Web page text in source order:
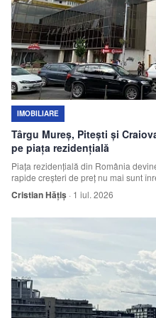
IMOBILIARE
Târgu Mureș, Pitești și
pe piața rezidențială
Piața rezidențială din România
rapide creșteri de preț nu mai sunt
Cristian Hățiș · 1 iul. 2026